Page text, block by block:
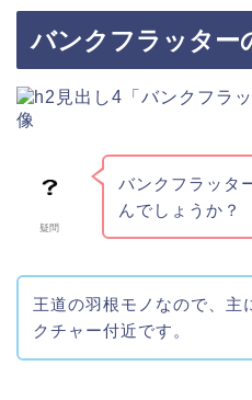
バンクフラッター
疑問
バンクフラッタ
んでしょうか？
王道の羽根モノなので、主
クチャー付近です。